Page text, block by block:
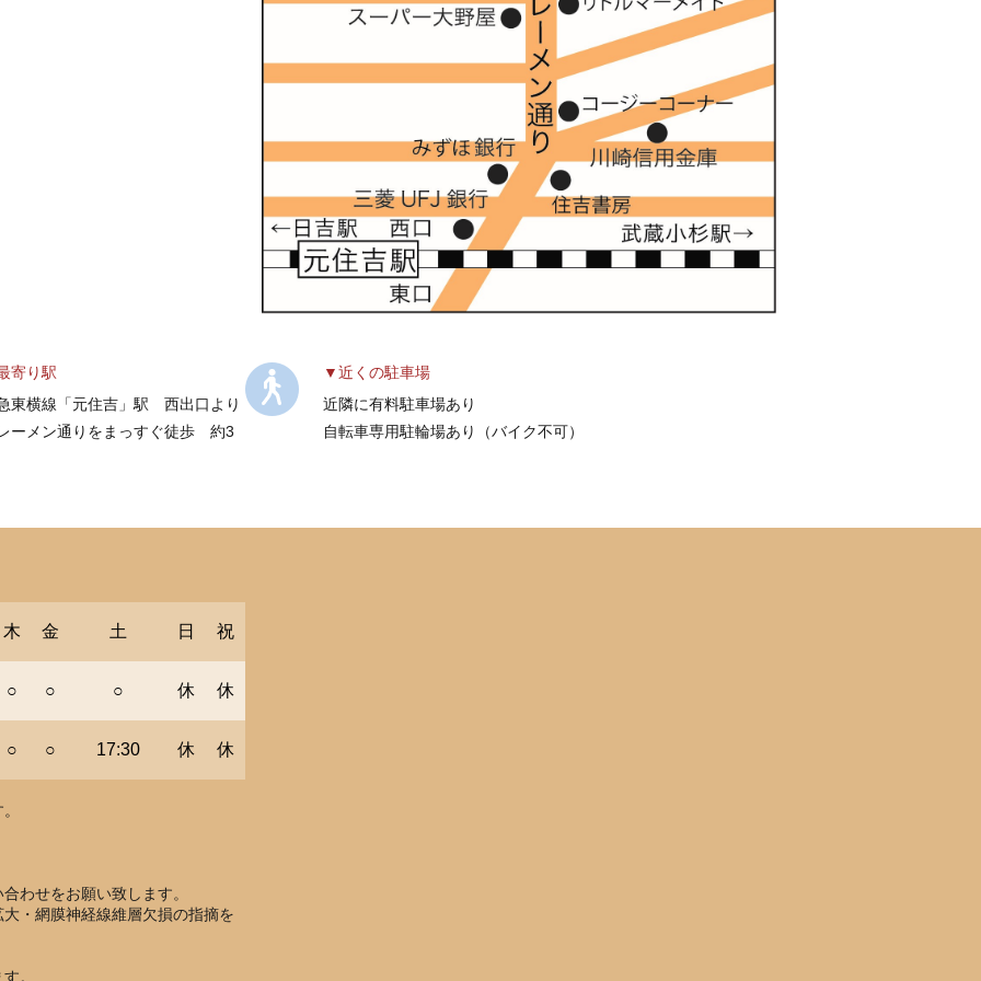
寄り駅
東横線「元住吉」駅 西出口より
ーメン通りをまっすぐ徒歩 約3
近くの駐車場
近隣に有料駐車場あり
自転車専用駐輪場あり（バイク不可）
木 金 土 日 祝
○ ○ ○ 休 休
○ ○ 17:30 休 休
わせをお願い致します。
・網膜神経線維層欠損の指摘を
。